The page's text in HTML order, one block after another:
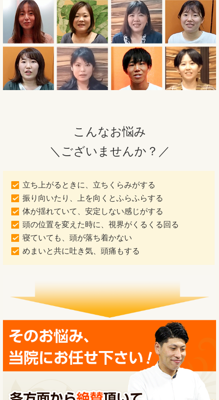
こんなお悩み
＼ございませんか？／
立ち上がるときに、立ちくらみがする
振り向いたり、上を向くとふらふらする
体が揺れていて、安定しない感じがする
頭の位置を変えた時に、視界がくるくる回る
寝ていても、頭が落ち着かない
めまいと共に吐き気、頭痛もする